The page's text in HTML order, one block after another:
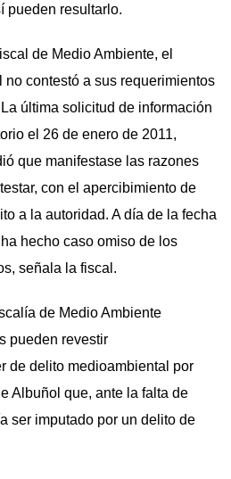
pueden resultarlo.
de Medio Ambiente, el
contestó a sus requerimientos
última solicitud de información
el 26 de enero de 2011,
que manifestase las razones
con el apercibimiento de
a la autoridad. A día de la fecha
hecho caso omiso de los
señala la fiscal.
de Medio Ambiente
pueden revestir
de delito medioambiental por
Albuñol que, ante la falta de
ser imputado por un delito de